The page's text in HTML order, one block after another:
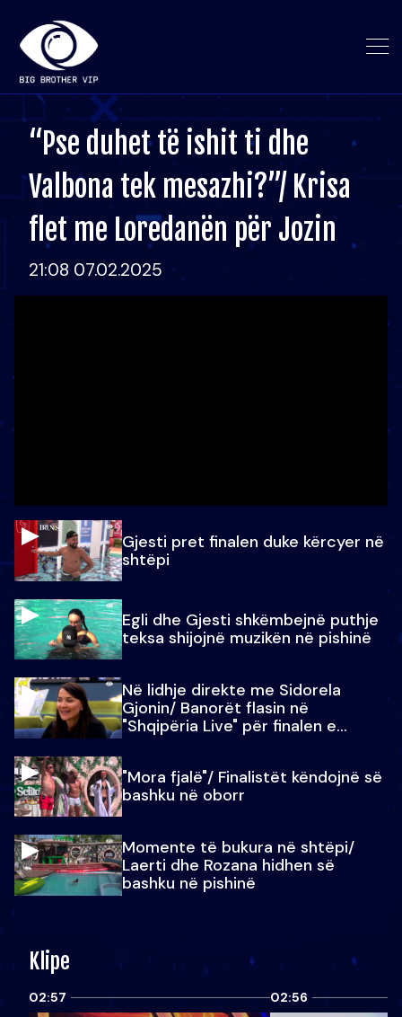
“Pse duhet të ishit ti dhe
Valbona tek mesazhi?”/ Krisa
flet me Loredanën për Jozin
21:08 07.02.2025
Gjesti pret finalen duke kërcyer në
shtëpi
Egli dhe Gjesti shkëmbejnë puthje
teksa shijojnë muzikën në pishinë
Në lidhje direkte me Sidorela
Gjonin/ Banorët flasin në
"Shqipëria Live" për finalen e
"Mora fjalë"/ Finalistët këndojnë së
bashku në oborr
Momente të bukura në shtëpi/
Laerti dhe Rozana hidhen së
bashku në pishinë
Klipe
02:57 02:56